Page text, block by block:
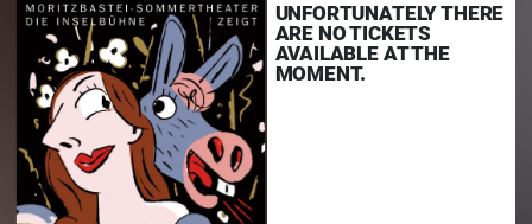
UNFORTUNATELY THERE
ARE NO TICKETS
AVAILABLE AT THE
MOMENT.